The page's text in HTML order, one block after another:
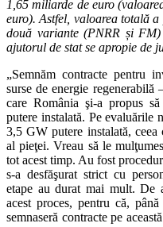
1,65 miliarde de euro
euro). Astfel, valoarea totală
două variante (PNRR și
ajutorul de stat se apropie de
„Semnăm contracte pentru
surse de energie
care România şi-a propus
putere instalată. Pe evaluările
3,5 GW putere instalată,
al pieţei. Vreau să le
tot acest timp. Au fost
s-a desfăşurat strict cu
etape au durat mai mult. De
acest proces, pentru că,
semnaseră contracte pe